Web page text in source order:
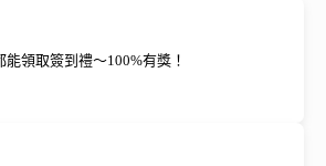
能領取簽到禮～100%有獎！